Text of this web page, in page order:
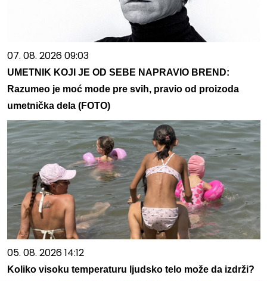
07. 08. 2026 09:03
UMETNIK KOJI JE OD SEBE NAPRAVIO BREND:
Razumeo je moć mode pre svih, pravio od proizoda
umetnička dela (FOTO)
05. 08. 2026 14:12
Koliko visoku temperaturu ljudsko telo može da izdrži?